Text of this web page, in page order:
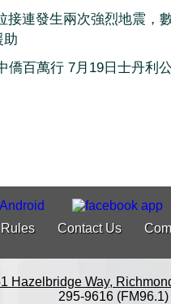
接連發生兩次強烈地震，
助
僑百萬行 7月19日士丹利
Contact Us
Hazelbridge Way,
295-9616 (FM96.1)